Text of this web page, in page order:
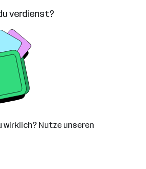
verdienst?
wirklich? Nutze unseren